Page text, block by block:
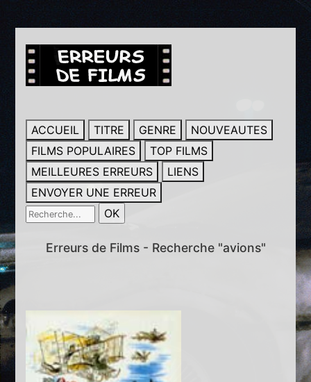
ACCUEIL TITRE GENRE
NOUVEAUTES
FILMS POPULAIRES
TOP FILMS
MEILLEURES ERREURS
LIENS
ENVOYER UNE ERREUR
Erreurs de Films - Recherche "avions"